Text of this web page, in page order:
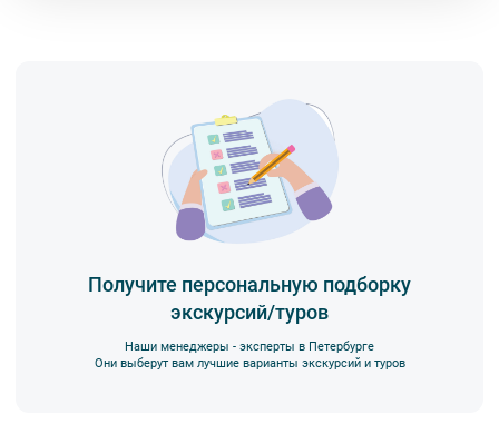
Получите персональную подборку
экскурсий/туров
Наши менеджеры - эксперты в Петербурге
Они выберут вам лучшие варианты экскурсий и туров